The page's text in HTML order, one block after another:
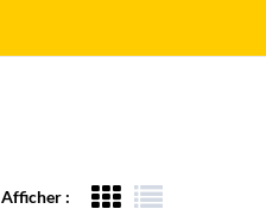
Afficher :